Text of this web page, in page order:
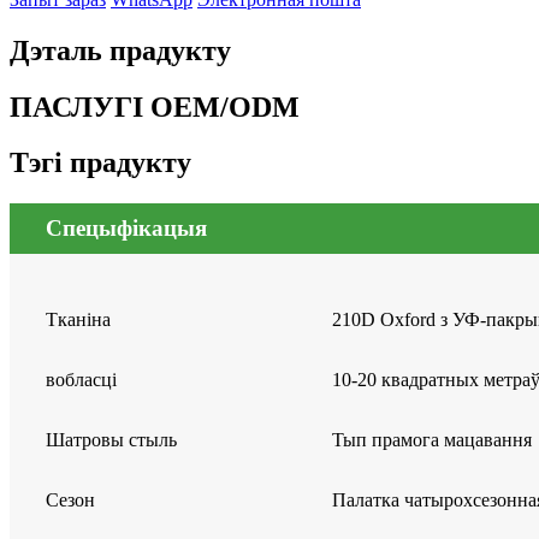
Дэталь прадукту
ПАСЛУГІ OEM/ODM
Тэгі прадукту
Спецыфікацыя
Тканіна 210D Oxford з УФ-
вобласці 10-20 квадратных метраў
Шатровы стыль Тып прамога мацавання
Сезон Палатка